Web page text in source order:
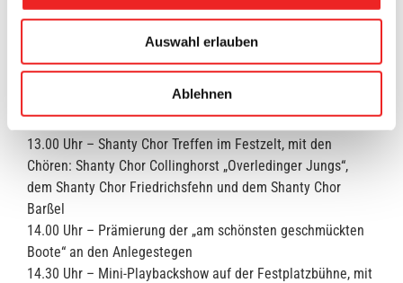
Auswahl erlauben
Ablehnen
11.00 Uhr – Musikalischer Frühschoppen auf der
Festplatzbühne mit „THOMAS KÜMPER“ (Rock, Pop, Oldies,
Jugendzeltplatz tolle Flugmodelle, inklusive Flugeinlagen
11.30 Uhr – „Best Place Party“ / Wassertaxi
13.00 Uhr – Shanty Chor Treffen im Festzelt, mit den
Chören: Shanty Chor Collinghorst „Overledinger Jungs“,
dem Shanty Chor Friedrichsfehn und dem Shanty Chor
Barßel
14.00 Uhr – Prämierung der „am schönsten geschmückten
Boote“ an den Anlegestegen
14.30 Uhr – Mini-Playbackshow auf der Festplatzbühne, mit